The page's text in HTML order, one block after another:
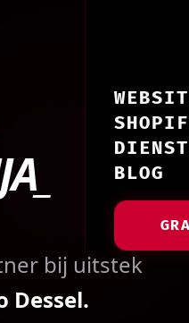
BLOG
bij uitstek
Dessel.